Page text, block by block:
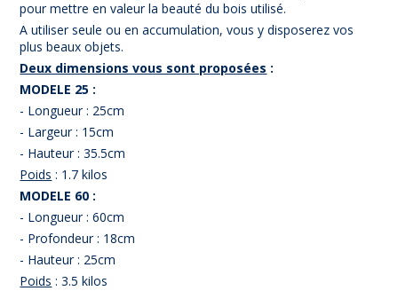
pour mettre en valeur la beauté du bois utilisé.
A utiliser seule ou en accumulation, vous y disposerez vos
plus beaux objets.
Deux dimensions vous sont proposées :
MODELE 25 :
- Longueur : 25cm
- Largeur : 15cm
- Hauteur : 35.5cm
Poids : 1.7 kilos
MODELE 60 :
- Longueur : 60cm
- Profondeur : 18cm
- Hauteur : 25cm
Poids : 3.5 kilos